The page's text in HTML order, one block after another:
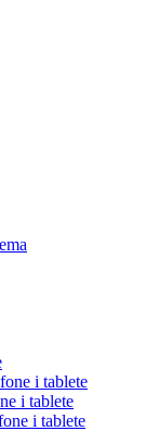
i tablete
i tablete
i tablete